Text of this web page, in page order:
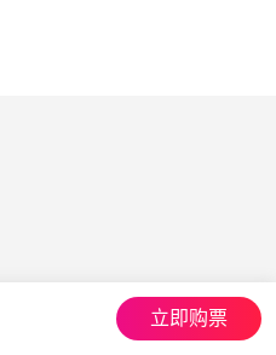
立即购票